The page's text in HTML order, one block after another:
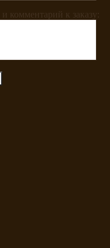
комментарий к заказу: